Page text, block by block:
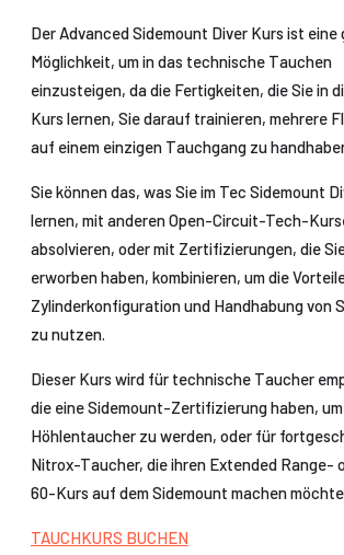
Der Advanced Sidemount Diver Kurs ist
Möglichkeit, um in das technische Tauchen
einzusteigen, da die Fertigkeiten, die Sie in
Kurs lernen, Sie darauf trainieren, mehrere
auf einem einzigen Tauchgang zu
Sie können das, was Sie im Tec Sidemount
lernen, mit anderen Open-Circuit-Tech-
absolvieren, oder mit Zertifizierungen, die
erworben haben, kombinieren, um die
Zylinderkonfiguration und Handhabung von
zu nutzen.
Dieser Kurs wird für technische Taucher
die eine Sidemount-Zertifizierung haben, um
Höhlentaucher zu werden, oder für
Nitrox-Taucher, die ihren Extended Range-
60-Kurs auf dem Sidemount machen
TAUCHKURS BUCHEN